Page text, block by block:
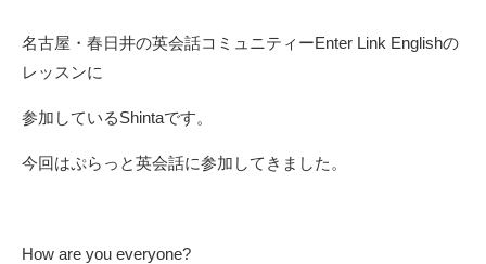
名古屋・春日井の英会話コミュニティーEnter Link Englishの
レッスンに
参加しているShintaです。
今回はぷらっと英会話に参加してきました。
How are you everyone?